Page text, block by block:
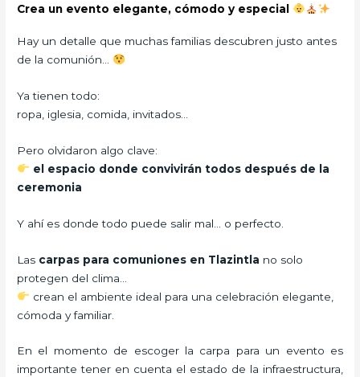
Crea un evento elegante, cómodo y especial
Hay un detalle que muchas familias descubren justo antes
de la comunión…
Ya tienen todo:
ropa, iglesia, comida, invitados…
Pero olvidaron algo clave:
el espacio donde convivirán todos después de la
ceremonia
Y ahí es donde todo puede salir mal… o perfecto.
Las carpas para comuniones en Tlazintla no solo
protegen del clima…
crean el ambiente ideal para una celebración elegante,
cómoda y familiar.
En el momento de escoger la carpa para un evento es
importante tener en cuenta el estado de la infraestructura,